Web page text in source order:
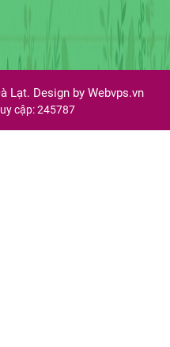
Lạt. Design by Webvps.vn
cập: 245787